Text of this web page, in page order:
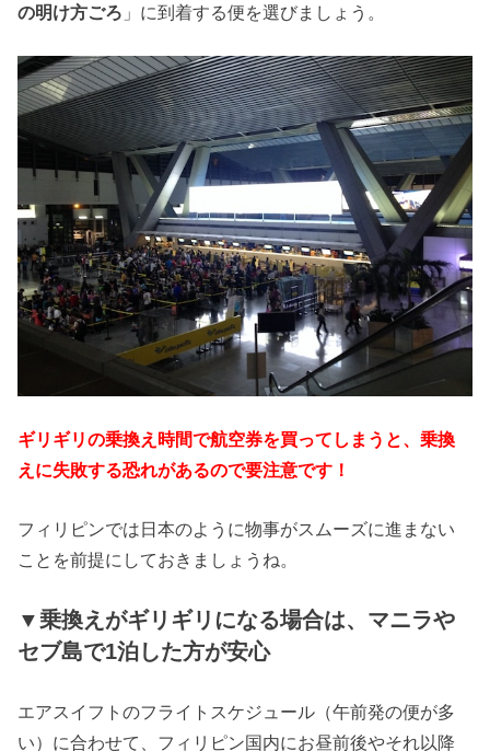
の明け方ごろ 」に到着する便を選びましょう。
ギリギリの乗換え時間で航空券を買ってしまうと、乗換
えに失敗する恐れがあるので要注意です！
フィリピンでは日本のように物事がスムーズに進まない
ことを前提にしておきましょうね。
▼乗換えがギリギリになる場合は、マニラや
セブ島で1泊した方が安心
エアスイフトのフライトスケジュール（午前発の便が多
い）に合わせて、フィリピン国内にお昼前後やそれ以降